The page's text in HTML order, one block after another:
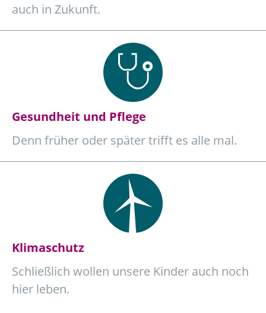
auch in Zukunft.
Gesundheit und Pflege
Denn früher oder später trifft es alle mal.
Klimaschutz
Schließlich wollen unsere Kinder auch noch
hier leben.